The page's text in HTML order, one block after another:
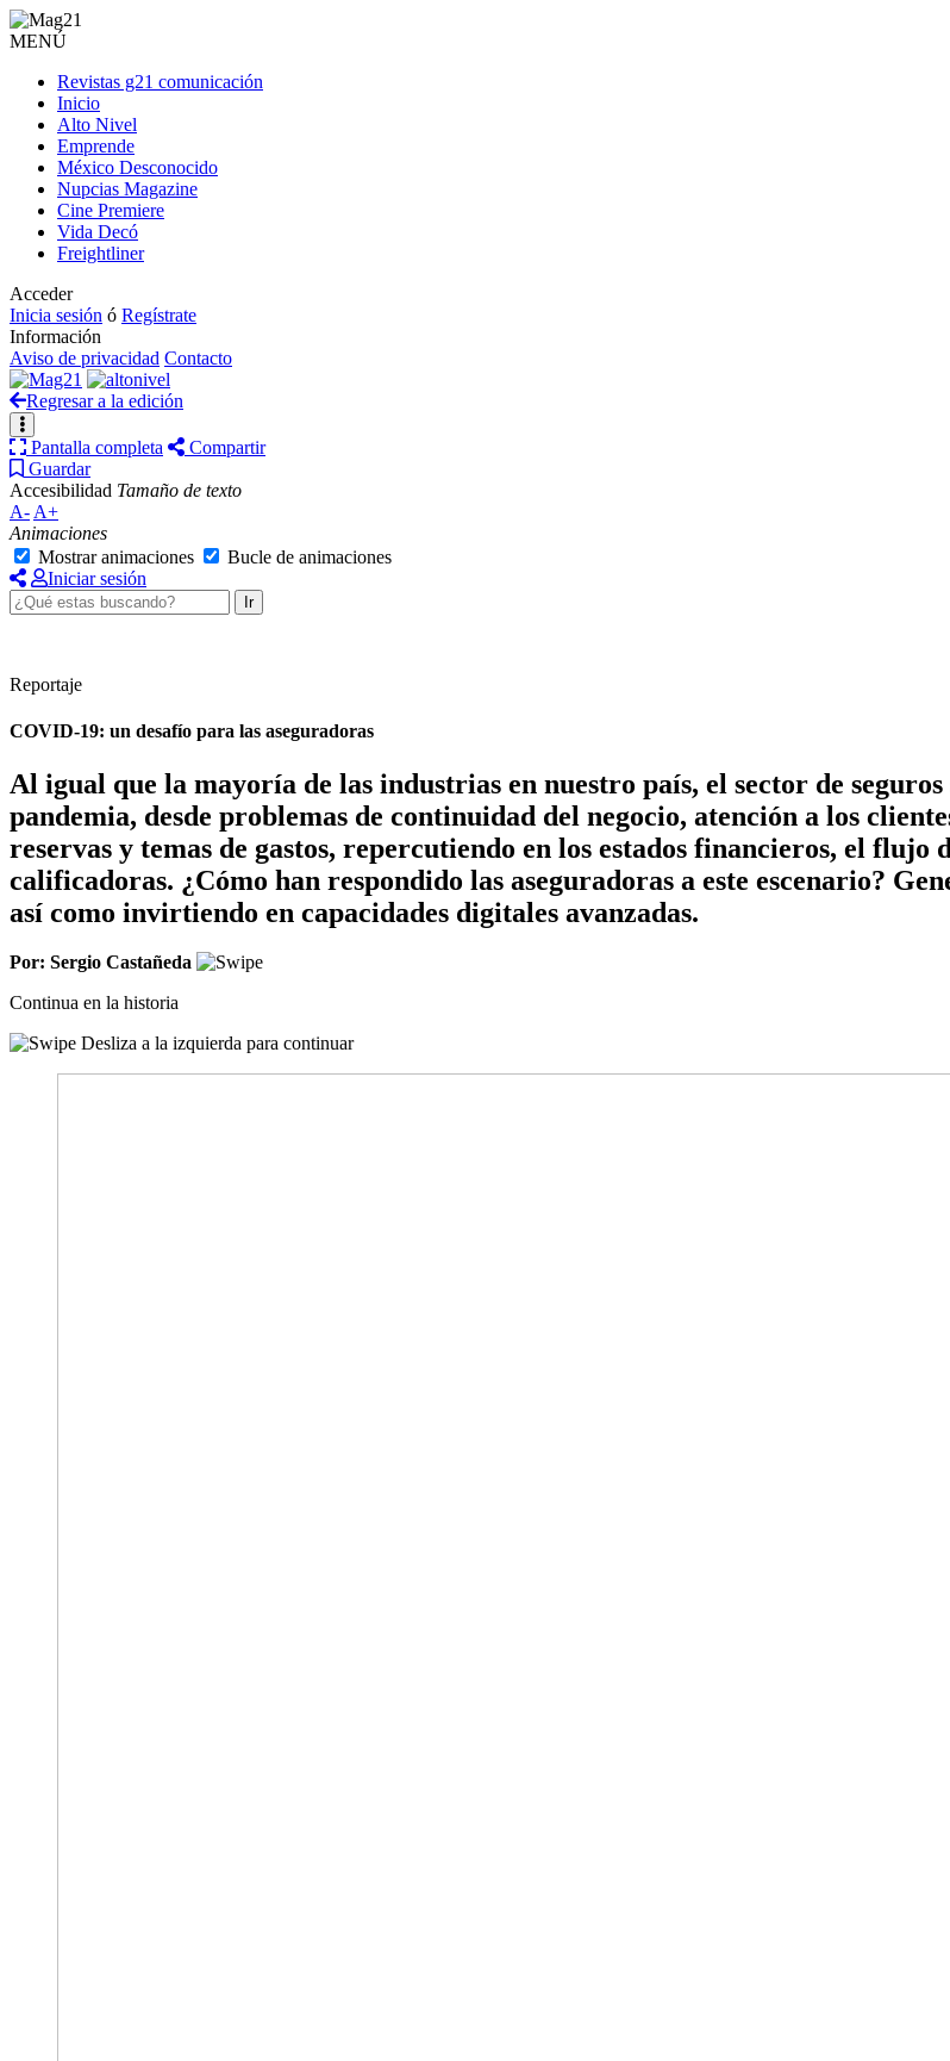
MENÚ
Revistas g21 comunicación
Inicio
Alto Nivel
Emprende
México Desconocido
Nupcias Magazine
Cine Premiere
Vida Decó
Freightliner
Acceder
Inicia sesión ó Regístrate
Información
Aviso de privacidad Contacto
Regresar a la edición
Pantalla completa
Compartir
Guardar
Accesibilidad Tamaño de texto
A- A+
Animaciones
Mostrar animaciones
Bucle de animaciones
Iniciar sesión
Ir
Reportaje
COVID-19: un desafío para las aseguradoras
Al igual que la mayoría de las industrias en nuestro país, el sector de
pandemia, desde problemas de continuidad del negocio, atención a los
reservas y temas de gastos, repercutiendo en los estados financieros, el flujo
calificadoras. ¿Cómo han respondido las aseguradoras a este escenario?
así como invirtiendo en capacidades digitales avanzadas.
Por: Sergio Castañeda
Continua en la historia
Desliza a la izquierda para continuar